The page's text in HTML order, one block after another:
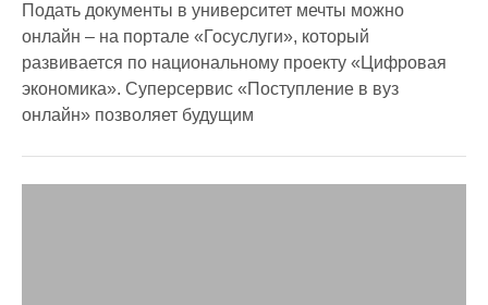
Подать документы в университет мечты можно
онлайн – на портале «Госуслуги», который
развивается по национальному проекту «Цифровая
экономика». Суперсервис «Поступление в вуз
онлайн» позволяет будущим